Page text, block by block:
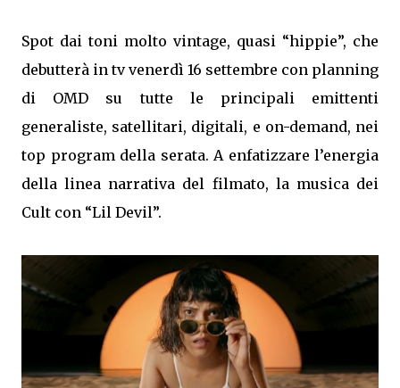
Spot dai toni molto vintage, quasi “hippie”, che
debutterà in tv venerdì 16 settembre con planning
di OMD su tutte le principali emittenti
generaliste, satellitari, digitali, e on-demand, nei
top program della serata. A enfatizzare l’energia
della linea narrativa del filmato, la musica dei
Cult con “Lil Devil”.